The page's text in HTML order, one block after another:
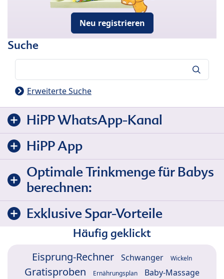
Neu registrieren
Suche
Erweiterte Suche
HiPP WhatsApp-Kanal
HiPP App
Optimale Trinkmenge für Babys
berechnen:
Exklusive Spar-Vorteile
Häufig geklickt
Eisprung-Rechner Schwanger Wickeln
Gratisproben Ernährungsplan Baby-Massage